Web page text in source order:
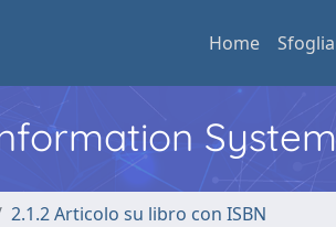
Home Sfoglia
System
2.1.2 Articolo su libro con ISBN